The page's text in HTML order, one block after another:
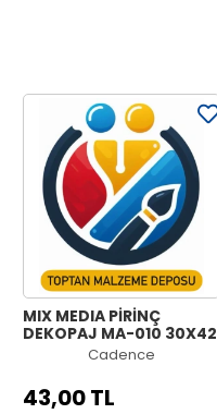
MIX MEDIA PİRİNÇ
DEKOPAJ MA-010 30X42
Cadence
43,00 TL